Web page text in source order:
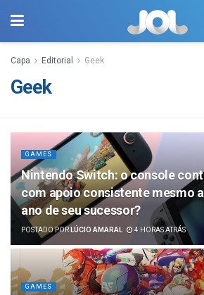
Capa Editorial Geek
Geek
GAMES
Nintendo Switch: o console
com apoio consistente mesmo
ano de seu sucessor?
POSTADO POR LÚCIO AMARAL 4 HORAS ATRÁS
GAMES